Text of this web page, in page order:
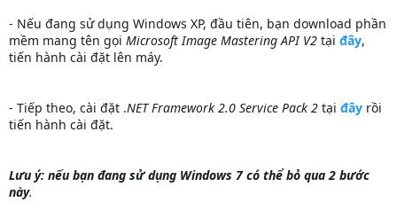
- Nếu đang sử dụng Windows XP, đầu tiên, bạn download phần
mềm mang tên gọi Microsoft Image Mastering API V2 tại đây,
tiến hành cài đặt lên máy.
- Tiếp theo, cài đặt .NET Framework 2.0 Service Pack 2 tại đây rồi
tiến hành cài đặt.
Lưu ý: nếu bạn đang sử dụng Windows 7 có thể bỏ qua 2 bước
này.